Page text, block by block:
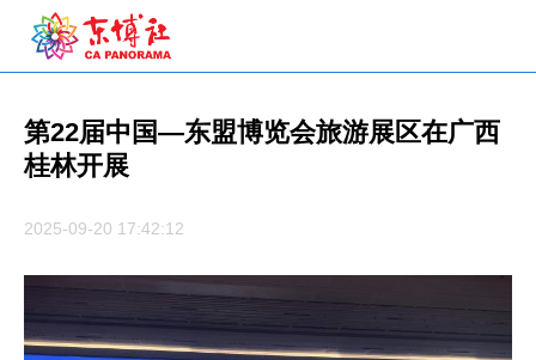
第22届中国—东盟博览会旅游展区在广西
桂林开展
2025-09-20 17:42:12